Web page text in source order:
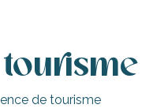
de tourisme